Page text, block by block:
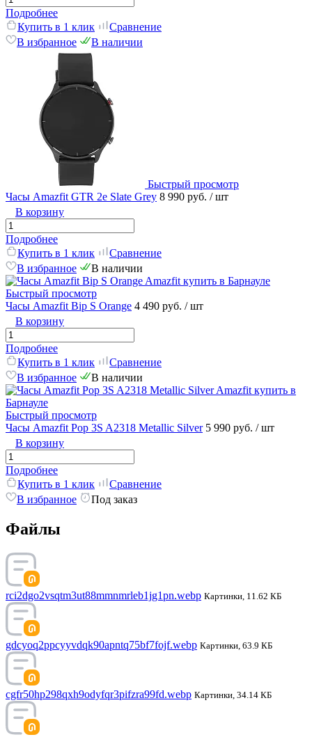
Подробнее
Купить в 1 клик
Сравнение
В избранное
В наличии
Быстрый просмотр
Часы Amazfit GTR 2e Slate Grey 8 990 руб. / шт
В корзину
Подробнее
Купить в 1 клик
Сравнение
В избранное
В наличии
Быстрый просмотр
Часы Amazfit Bip S Orange 4 490 руб. / шт
В корзину
Подробнее
Купить в 1 клик
Сравнение
В избранное
В наличии
Быстрый просмотр
Часы Amazfit Pop 3S A2318 Metallic Silver 5 990 руб. / шт
В корзину
Подробнее
Купить в 1 клик
Сравнение
В избранное
Под заказ
Файлы
rci2dgo2vsqtm3ut88mmnmrleb1jg1pn.webp Картинки, 11.62 КБ
gdcyoq2ppcyyvdqk90apntq75bf7fojf.webp Картинки, 63.9 КБ
cgfr50hp298qxh9odyfqr3pifzra99fd.webp Картинки, 34.14 КБ